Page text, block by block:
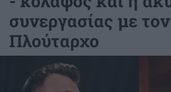
συνεργασίας με τον
Πλούταρχο